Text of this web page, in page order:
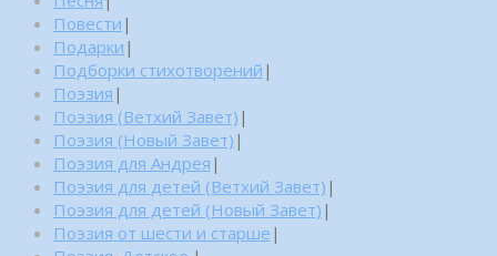
Повести |
Подарки |
Подборки стихотворений |
Поэзия |
Поэзия (Ветхий Завет) |
Поэзия (Новый Завет) |
Поэзия для Андрея |
Поэзия для детей (Ветхий Завет) |
Поэзия для детей (Новый Завет) |
Поэзия от шести и старше |